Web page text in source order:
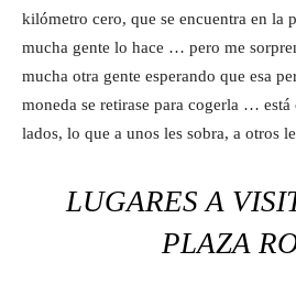
kilómetro cero, que se encuentra en la
mucha gente lo hace … pero me
mucha otra gente esperando que esa
moneda se retirase para cogerla …
lados, lo que a unos les sobra, a otros
LUGARES A
PLAZA